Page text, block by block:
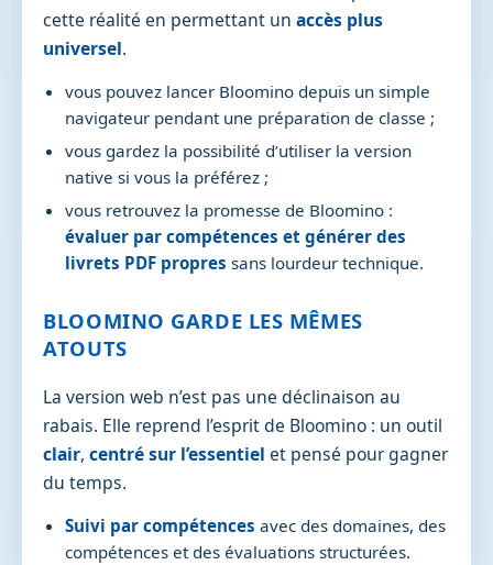
cette réalité en permettant unaccès plus
universel.
vous pouvez lancer Bloomino depuis un simple
navigateur pendant une préparation de classe ;
vous gardez la possibilité d’utiliser la version
native si vous la préférez ;
vous retrouvez la promesse de Bloomino :
évaluer par compétences et générer des
livrets PDF propres sans lourdeur technique.
BLOOMINO GARDE LES MÊMES
ATOUTS
La version web n’est pas une déclinaison au
rabais. Elle reprend l’esprit de Bloomino : un outil
clair,centré sur l’essentiel et pensé pour gagner
du temps.
Suivi par compétences avec des domaines, des
compétences et des évaluations structurées.